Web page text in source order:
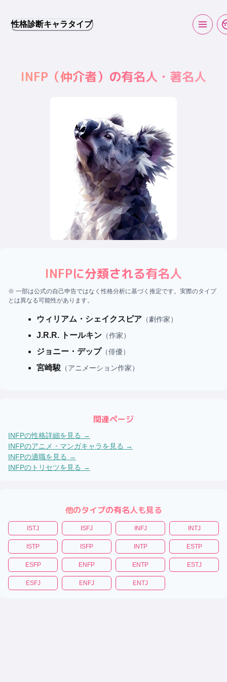
性格診断キャラタイプ
INFP （仲介者）の有名人・著名人
INFPに分類される有名人
※ 一部は公式の自己申告ではなく性格分析に基づく推定です。実際のタイプ
とは異なる可能性があります。
ウィリアム・シェイクスピア （劇作家）
J.R.R. トールキン （作家）
ジョニー・デップ（俳優）
宮崎駿 （アニメーション作家）
関連ページ
INFPの性格詳細を見る →
INFPのアニメ・マンガキャラを見る →
INFPの適職を見る →
INFPのトリセツを見る →
他のタイプの有名人も見る
ISTJ ISFJ INFJ INTJ
ISTP ISFP INTP ESTP
ESFP ENFP ENTP ESTJ
ESFJ ENFJ ENTJ